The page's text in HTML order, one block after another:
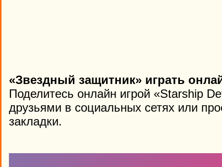
«Звездный защитник» играть
Поделитесь онлайн игрой «Starship
друзьями в социальных сетях или
закладки.